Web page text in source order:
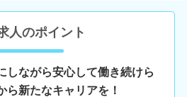
人のポイント
しながら安心して働き続けら
ら新たなキャリアを！